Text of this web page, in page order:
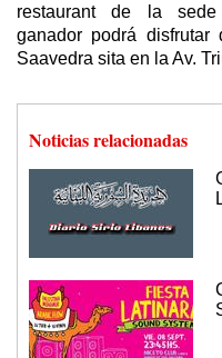
restaurant de la sede
ganador podrá
Saavedra sita en la Av.
Noticias relacionadas